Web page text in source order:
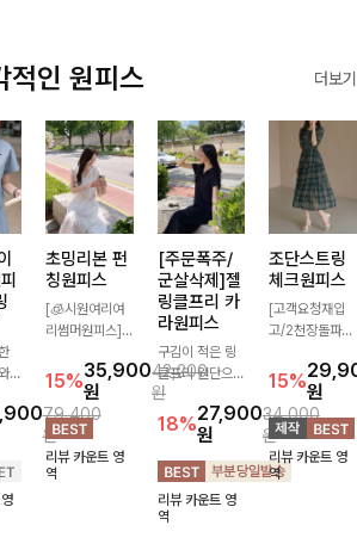
적인 원피스 더보기
어
79,400
원
초밍리본 펀
칭원피스
[🧊시원여리여
리썸머원피스]
테일과 리본 포
인트가 어우러져
사랑스러운 무드
를 더한 원피스
🤍 여리하게 퍼
지는 실루엣으로
15%35,900
원
42,200
원
리뷰 카운트 영
역
[주문폭주/
군살삭제]젤
링클프리 카
라원피스
구김이 적은 링
클프리 원단으로
항상 깔끔하게
착용 가능하며
일자로 떨어지는
넉넉한 핏으로
군살을 완벽히
커버해주는 원피
스에요🖤
18%27,900
원
34,000
원
리뷰 카운트 영
역
조단스트링
체크원피스
[고객요청재입
고/2천장돌파
용해줘도 스타일
리시해 보이는
휘뚜루 마뚜루
아이템 ~ ! 인생
샷 건질 수 있는
세련된 무드의
15%원
리뷰 카운트 영
역